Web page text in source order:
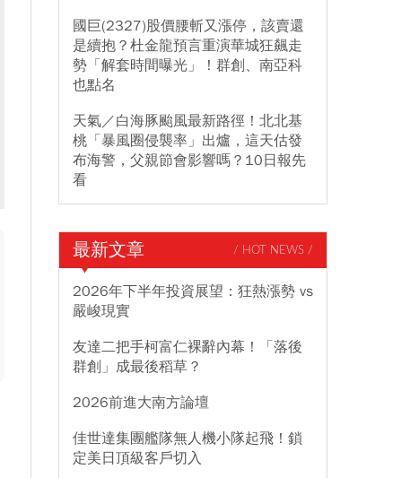
國巨(2327)股價腰斬又漲停，該賣還
是續抱？杜金龍預言重演華城狂飆走
勢「解套時間曝光」！群創、南亞科
也點名
天氣／白海豚颱風最新路徑！北北基
桃「暴風圈侵襲率」出爐，這天估發
布海警，父親節會影響嗎？10日報先
看
最新文章 / HOT NEWS /
2026年下半年投資展望：狂熱漲勢 vs
嚴峻現實
友達二把手柯富仁裸辭內幕！「落後
群創」成最後稻草？
2026前進大南方論壇
佳世達集團艦隊無人機小隊起飛！鎖
定美日頂級客戶切入